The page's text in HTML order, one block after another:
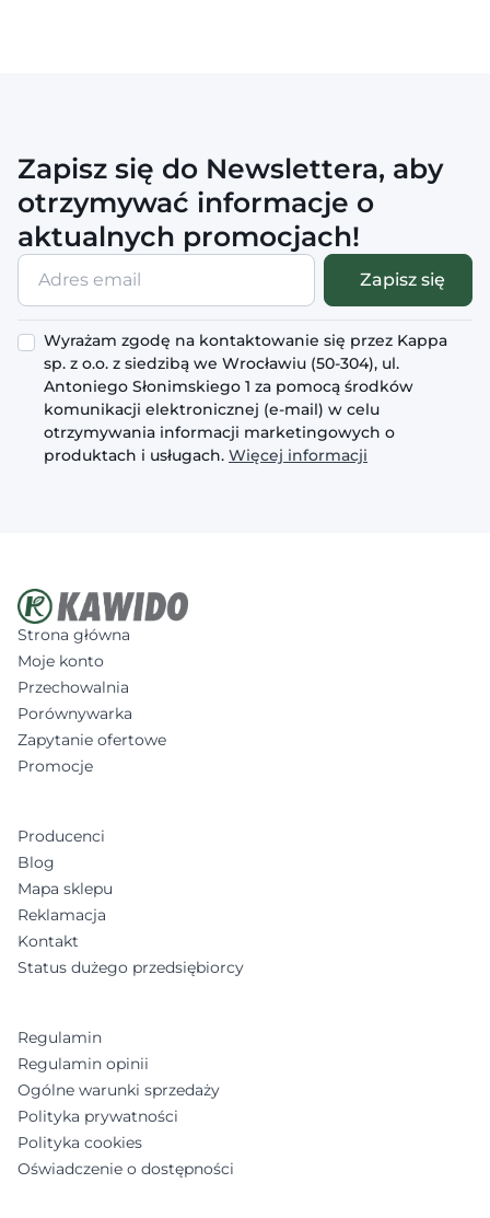
Zapisz się do Newslettera, aby
otrzymywać informacje o
aktualnych promocjach!
Adres
email
Zapisz się
Wyrażam zgodę na kontaktowanie się przez Kappa
sp. z o.o. z siedzibą we Wrocławiu (50-304), ul.
Antoniego Słonimskiego 1 za pomocą środków
komunikacji elektronicznej (e-mail) w celu
otrzymywania informacji marketingowych o
produktach i usługach. Więcej informacji
Strona główna
Moje konto
Przechowalnia
Porównywarka
Zapytanie ofertowe
Promocje
Producenci
Blog
Mapa sklepu
Reklamacja
Kontakt
Status dużego przedsiębiorcy
Regulamin
Regulamin opinii
Ogólne warunki sprzedaży
Polityka prywatności
Polityka cookies
Oświadczenie o dostępności